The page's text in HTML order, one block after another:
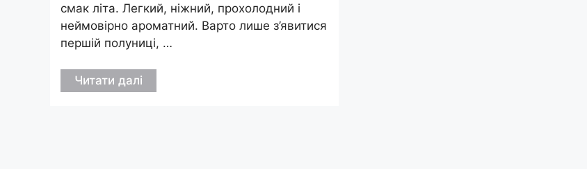
смак літа. Легкий, ніжний, прохолодний і
неймовірно ароматний. Варто лише з’явитися
першій полуниці, …
Читати далі